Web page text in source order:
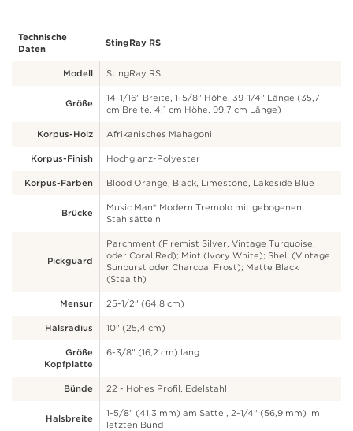
Technische
Daten
StingRay RS
Modell StingRay RS
Größe
14-1/16" Breite, 1-5/8" Höhe, 39-1/4" Länge (35,7
cm Breite, 4,1 cm Höhe, 99,7 cm Länge)
Korpus-Holz Afrikanisches Mahagoni
Korpus-Finish Hochglanz-Polyester
Korpus-Farben Blood Orange, Black, Limestone, Lakeside Blue
Brücke
Music Man® Modern Tremolo mit gebogenen
Stahlsätteln
Pickguard
Parchment (Firemist Silver, Vintage Turquoise,
oder Coral Red); Mint (Ivory White); Shell (Vintage
Sunburst oder Charcoal Frost); Matte Black
(Stealth)
Mensur 25-1/2" (64,8 cm)
Halsradius 10" (25,4 cm)
Größe
Kopfplatte
6-3/8" (16,2 cm) lang
Bünde 22 - Hohes Profil, Edelstahl
Halsbreite
1-5/8" (41,3 mm) am Sattel, 2-1/4" (56,9 mm) im
letzten Bund